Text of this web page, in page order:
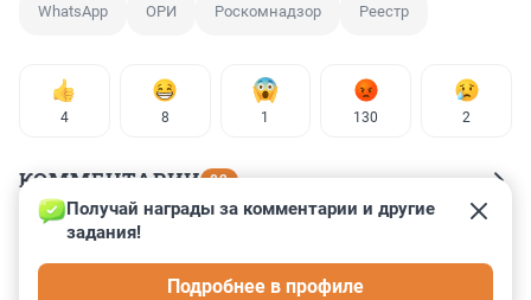
WhatsApp ОРИ Роскомнадзор Реестр
4 8 1 130 2
КОММЕНТАРИИ 82
Гость
Получай награды за комментарии и другие
задания!
Подробнее в профиле